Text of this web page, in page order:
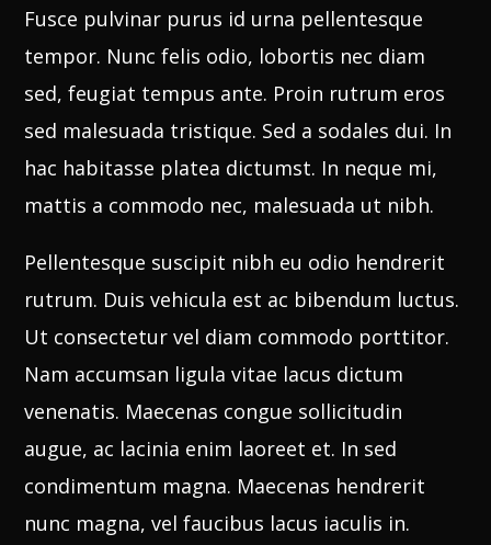
Fusce pulvinar purus id urna pellentesque
tempor. Nunc felis odio, lobortis nec diam
sed, feugiat tempus ante. Proin rutrum eros
sed malesuada tristique. Sed a sodales dui. In
hac habitasse platea dictumst. In neque mi,
mattis a commodo nec, malesuada ut nibh.
Pellentesque suscipit nibh eu odio hendrerit
rutrum. Duis vehicula est ac bibendum luctus.
Ut consectetur vel diam commodo porttitor.
Nam accumsan ligula vitae lacus dictum
venenatis. Maecenas congue sollicitudin
augue, ac lacinia enim laoreet et. In sed
condimentum magna. Maecenas hendrerit
nunc magna, vel faucibus lacus iaculis in.